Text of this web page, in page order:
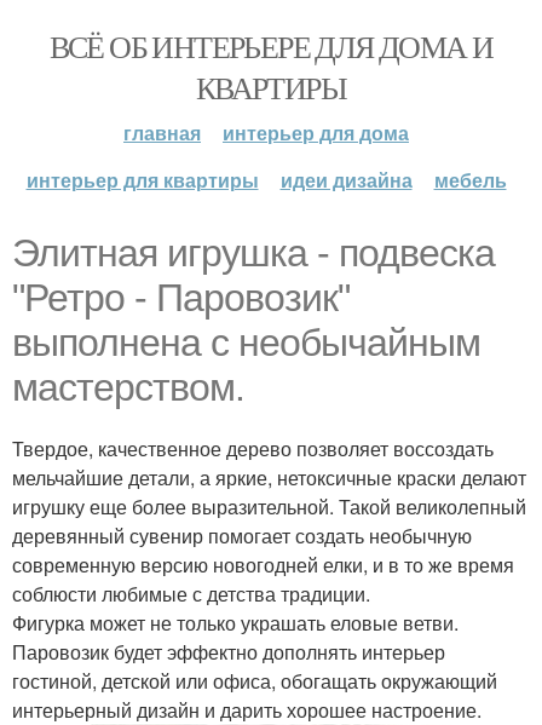
ВСЁ ОБ ИНТЕРЬЕРЕ ДЛЯ ДОМА И
КВАРТИРЫ
главная
интерьер для дома
интерьер для квартиры
идеи дизайна мебель
Элитная игрушка - подвеска
"Ретро - Паровозик"
выполнена с необычайным
мастерством.
Твердое, качественное дерево позволяет воссоздать
мельчайшие детали, а яркие, нетоксичные краски делают
игрушку еще более выразительной. Такой великолепный
деревянный сувенир помогает создать необычную
современную версию новогодней елки, и в то же время
соблюсти любимые с детства традиции.
Фигурка может не только украшать еловые ветви.
Паровозик будет эффектно дополнять интерьер
гостиной, детской или офиса, обогащать окружающий
интерьерный дизайн и дарить хорошее настроение.